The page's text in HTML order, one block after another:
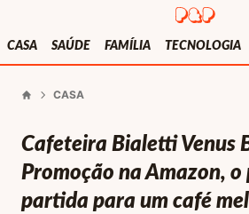
Presentes
CASA SAÚDE FAMÍLIA TECNOLOGIA
CASA
Cafeteira Bialetti Venus
Promoção na Amazon, o
partida para um café